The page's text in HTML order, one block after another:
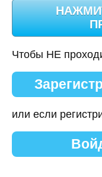
Чтобы НЕ
или если